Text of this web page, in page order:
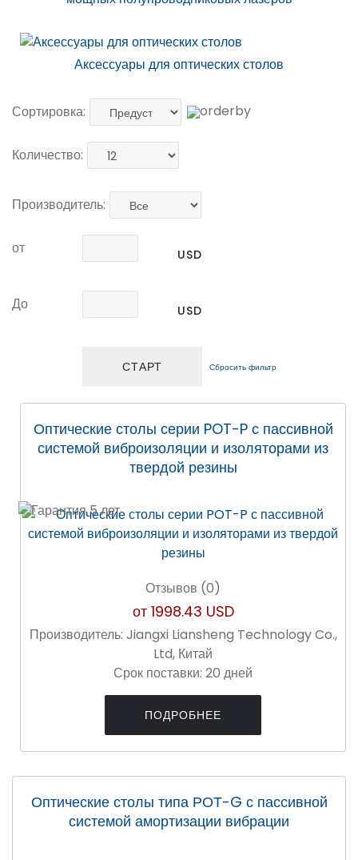
Аксессуары для оптических столов
Сортировка:
Количество:
Производитель:
от USD
До USD
Сбросить фильтр
Оптические столы серии POT-P с пассивной
системой виброизоляции и изоляторами из
твердой резины
Отзывов (0)
от 1998.43 USD
Производитель: Jiangxi Liansheng Technology Co.,
Ltd, Китай
Срок поставки: 20 дней
ПОДРОБНЕЕ
Оптические столы типа РОТ-G с пассивной
системой амортизации вибрации